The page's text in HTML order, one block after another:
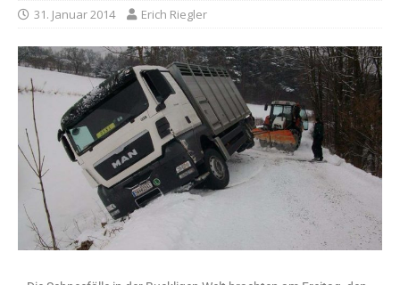
31. Januar 2014 Erich Riegler